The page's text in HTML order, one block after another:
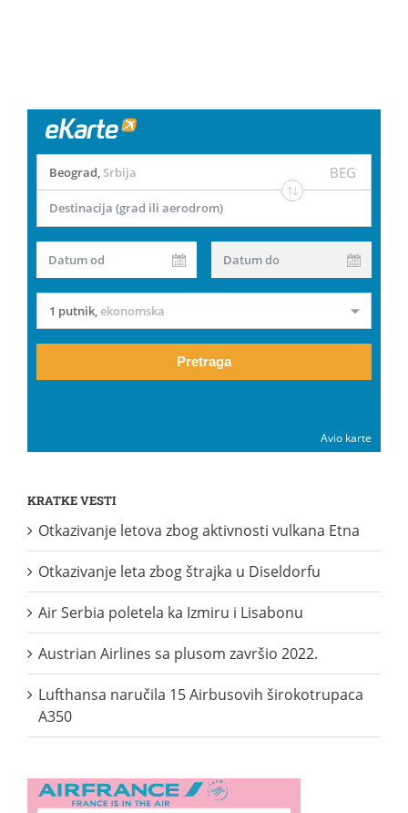
Beograd, Srbija BEG
Destinacija (grad ili aerodrom)
Datum od Datum do
1 putnik,ekonomska
Pretraga
Avio karte
KRATKE VESTI
Otkazivanje letova zbog aktivnosti vulkana Etna
Otkazivanje leta zbog štrajka u Diseldorfu
Air Serbia poletela ka Izmiru i Lisabonu
Austrian Airlines sa plusom završio 2022.
Lufthansa naručila 15 Airbusovih širokotrupaca
A350